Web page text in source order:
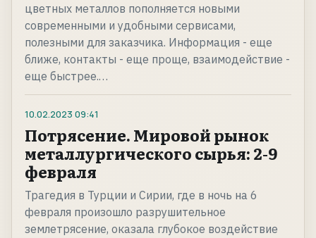
цветных металлов пополняется новыми
современными и удобными сервисами,
полезными для заказчика. Информация - еще
ближе, контакты - еще проще, взаимодействие -
еще быстрее.…
10.02.2023 09:41
Потрясение. Мировой рынок
металлургического сырья: 2-9
февраля
Трагедия в Турции и Сирии, где в ночь на 6
февраля произошло разрушительное
землетрясение, оказала глубокое воздействие